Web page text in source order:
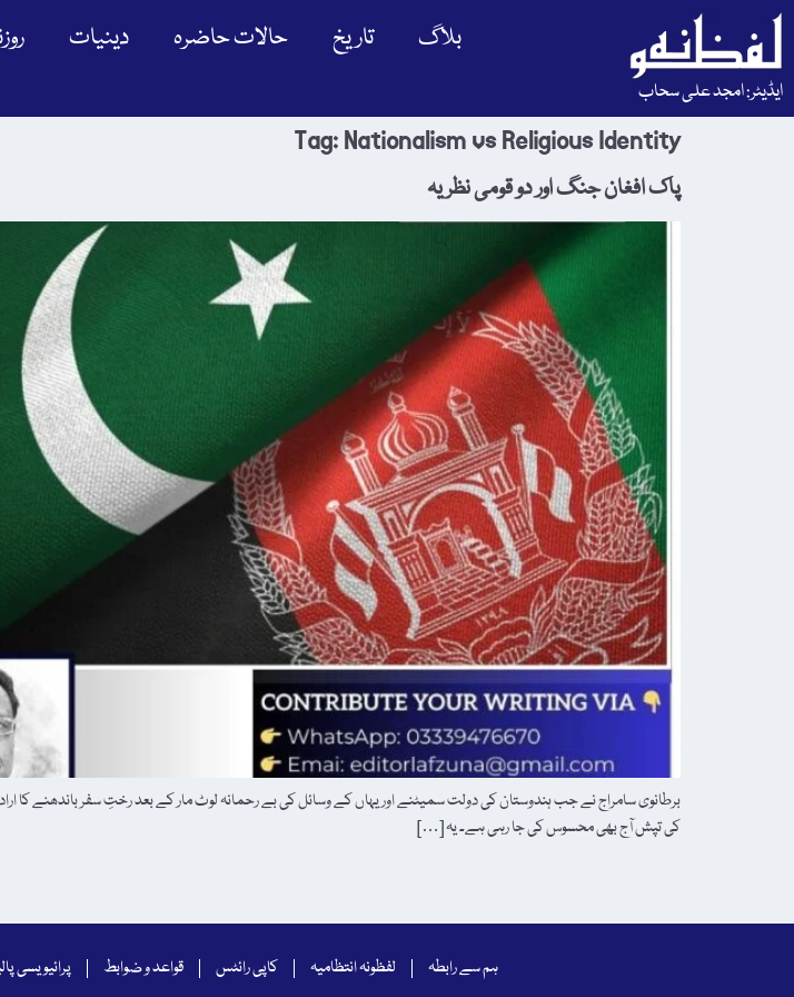
ایڈیٹر: امجد علی سحاب
بلاگ تاریخ حالات حاضرہ دینیات
Tag:Nationalism vs Religious Identity
پاک افغان جنگ اور دو قومی نظریہ
برطانوی سامراج نے جب ہندوستان کی دولت سمیٹنے اور یہاں کے وسائل کی بے رحمانہ لوٹ مار کے بعد رختِ سفر باندھنے کا
کی تپش آج بھی محسوس کی جا رہی ہے۔ یہ […]
ہم سے رابطہ لفظونہ انتظامیہ کاپی رائٹس قواعد و ضوابط پرائیویسی